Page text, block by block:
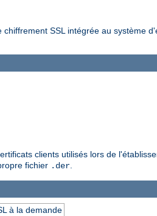
SSL intégrée au système
clients utilisés lors de
fichier .der
à la demande